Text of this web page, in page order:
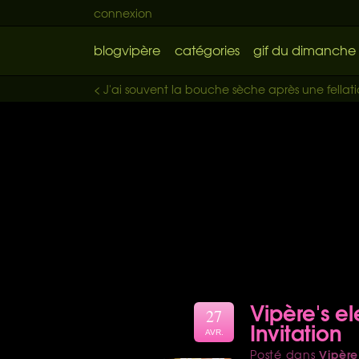
connexion
blogvipère catégories gif du dimanche
< J'ai souvent la bouche sèche après une
Vipère's
Invitation
Posté dans
27
AVR.